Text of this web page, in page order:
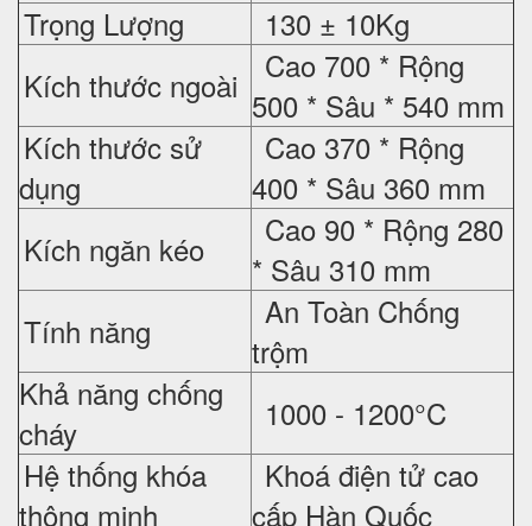
Trọng Lượng
130 ± 10Kg
Kích thước ngoài
Cao 700 * Rộng
500 * Sâu * 540 mm
Kích thước sử
dụng
Cao 370 * Rộng
400 * Sâu 360 mm
Kích ngăn kéo
Cao 90 * Rộng 280
* Sâu 310 mm
Tính năng
An Toàn Chống
trộm
Khả năng chống
cháy
1000 - 1200°C
Hệ thống khóa
thông minh
Khoá điện tử cao
cấp Hàn Quốc